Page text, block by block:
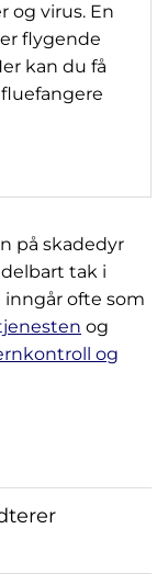
og virus. En
flygende
kan du få
på skadedyr
tak i
ofte som
og
og